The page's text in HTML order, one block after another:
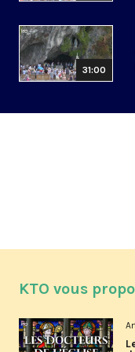
31:00
KTO vous